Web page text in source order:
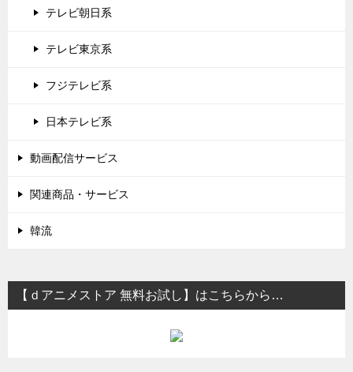
テレビ朝日系
テレビ東京系
フジテレビ系
日本テレビ系
動画配信サービス
関連商品・サービス
韓流
【ｄアニメストア 無料お試し】はこちらから…